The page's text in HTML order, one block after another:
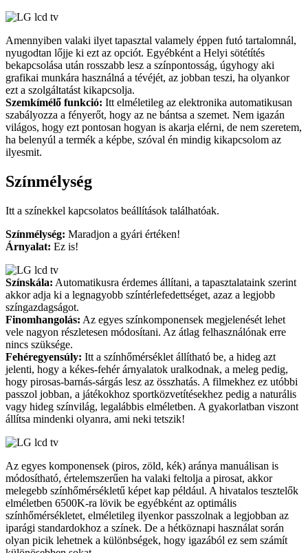
Amennyiben valaki ilyet tapasztal valamely éppen futó tartalomnál,
nyugodtan lőjje ki ezt az opciót. Egyébként a Helyi sötétítés
bekapcsolása után rosszabb lesz a színpontosság, úgyhogy aki
grafikai munkára használná a tévéjét, az jobban teszi, ha olyankor
ezt a szolgáltatást kikapcsolja.
Szemkímélő funkció: Itt elméletileg az elektronika automatikusan
szabályozza a fényerőt, hogy az ne bántsa a szemet. Nem igazán
világos, hogy ezt pontosan hogyan is akarja elérni, de nem szeretem,
ha belenyúl a termék a képbe, szóval én mindig kikapcsolom az
ilyesmit.
Színmélység
Itt a színekkel kapcsolatos beállítások találhatóak.
Színmélység: Maradjon a gyári értéken!
Árnyalat: Ez is!
Színskála: Automatikusra érdemes állítani, a tapasztalataink szerint
akkor adja ki a legnagyobb színtérlefedettséget, azaz a legjobb
színgazdagságot.
Finomhangolás: Az egyes színkomponensek megjelenését lehet
vele nagyon részletesen módosítani. Az átlag felhasználónak erre
nincs szüksége.
Fehéregyensúly: Itt a színhőmérséklet állítható be, a hideg azt
jelenti, hogy a kékes-fehér árnyalatok uralkodnak, a meleg pedig,
hogy pirosas-barnás-sárgás lesz az összhatás. A filmekhez ez utóbbi
passzol jobban, a játékokhoz sportközvetítésekhez pedig a naturális
vagy hideg színvilág, legalábbis elméletben. A gyakorlatban viszont
állítsa mindenki olyanra, ami neki tetszik!
Az egyes komponensek (piros, zöld, kék) aránya manuálisan is
módosítható, értelemszerűen ha valaki feltolja a pirosat, akkor
melegebb színhőmérsékletű képet kap például. A hivatalos tesztelők
elméletben 6500K-ra lövik be egyébként az optimális
színhőmérsékletet, elméletileg ilyenkor passzolnak a legjobban az
iparági standardokhoz a színek. De a hétköznapi használat során
olyan picik lehetnek a különbségek, hogy igazából ez sem számít